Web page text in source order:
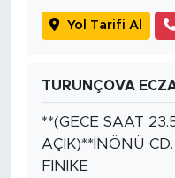
Yol Tarifi Al
TURUNÇOVA
**(GECE SAAT
AÇIK)**İNÖNÜ
FİNİKE